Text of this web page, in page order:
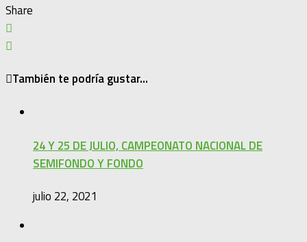
Share
También te podría gustar...
24 Y 25 DE JULIO, CAMPEONATO NACIONAL DE
SEMIFONDO Y FONDO
julio 22, 2021